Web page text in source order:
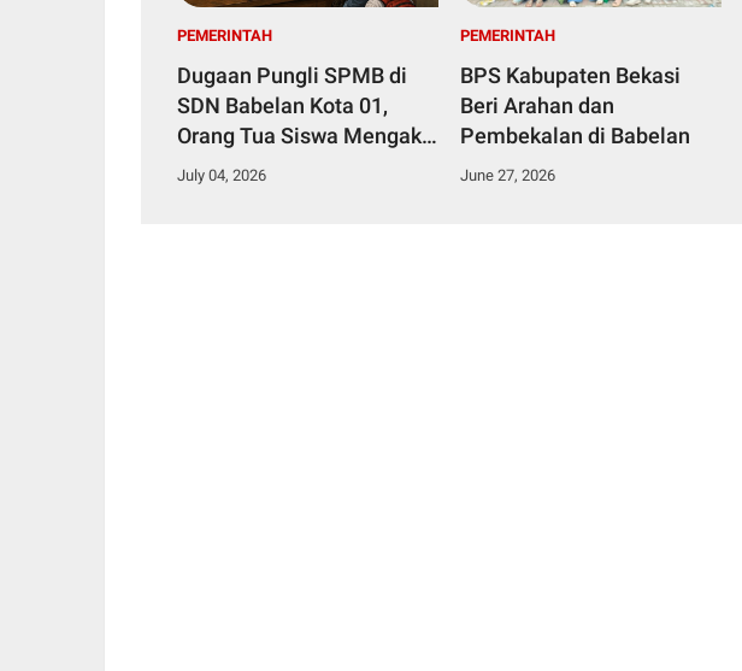
PEMERINTAH
Dugaan Pungli SPMB di
SDN Babelan Kota 01,
Orang Tua Siswa Mengaku
Diberi Amplop Kosong
July 04, 2026
PEMERINTAH
BPS Kabupaten Bekasi
Beri Arahan dan
Pembekalan di Babelan
June 27, 2026